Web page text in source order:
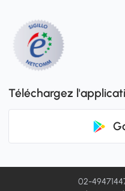
Téléchargez
02-